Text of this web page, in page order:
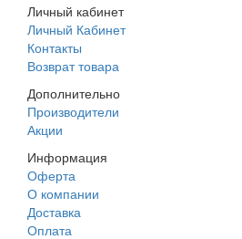
Личный кабинет
Личный Кабинет
Контакты
Возврат товара
Дополнительно
Производители
Акции
Информация
Оферта
О компании
Доставка
Оплата